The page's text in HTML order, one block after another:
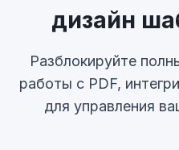
дизайн
Разблокируйте
работы с PDF,
для управления